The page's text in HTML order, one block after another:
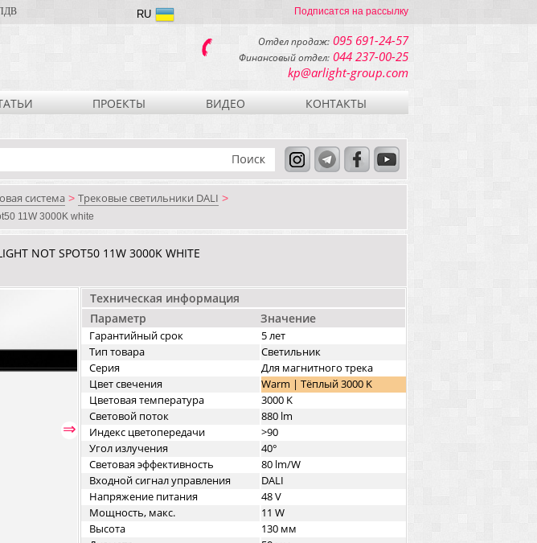
ПДВ Подписатся на рассылку
RU
Отдел продаж: 095 691-24-57
Финансовый отдел: 044 237-00-25
kp@arlight-group.com
ПРОЕКТЫ ВИДЕО КОНТАКТЫ
система > Трековые светильники DALI >
11W 3000K white
NOT SPOT50 11W 3000K WHITE
⇒
Техническая информация
Параметр
Значение
Гарантийный срок
5 лет
Тип товара
Светильник
Серия
Для магнитного трека
Цвет свечения
Warm | Тёплый 3000 K
Цветовая температура
3000 K
Световой поток
880 lm
Индекс цветопередачи
>90
Угол излучения
40°
Световая эффективность
80 lm/W
Входной сигнал управления
DALI
Напряжение питания
48 V
Мощность, макс.
11 W
Высота
130 мм